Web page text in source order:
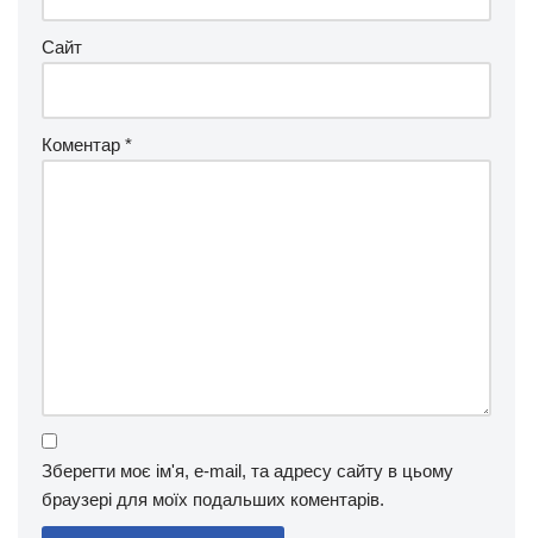
Сайт
Коментар *
Зберегти моє ім'я, e-mail, та адресу сайту в цьому
браузері для моїх подальших коментарів.